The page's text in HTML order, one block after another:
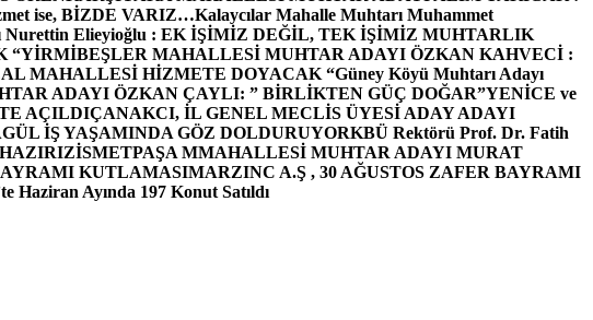
ise, BİZDE VARIZ…Kalaycılar Mahalle Muhtarı Muhammet
Nurettin Elieyioğlu : EK İŞİMİZ DEĞİL, TEK İŞİMİZ MUHTARLIK
“YİRMİBEŞLER MAHALLESİ MUHTAR ADAYI ÖZKAN KAHVECİ :
MAHALLESİ HİZMETE DOYACAK “Güney Köyü Muhtarı Adayı
ADAYI ÖZKAN ÇAYLI: ” BİRLİKTEN GÜÇ DOĞAR”YENİCE ve
AÇILDIÇANAKCI, İL GENEL MECLİS ÜYESİ ADAY ADAYI
İŞ YAŞAMINDA GÖZ DOLDURUYORKBÜ Rektörü Prof. Dr. Fatih
İSMETPAŞA MMAHALLESİ MUHTAR ADAYI MURAT
KUTLAMASIMARZINC A.Ş , 30 AĞUSTOS ZAFER BAYRAMI
Haziran Ayında 197 Konut Satıldı